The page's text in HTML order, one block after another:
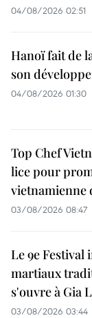
04/08/2026 02:51
Hanoï fait de
son
04/08/2026 01:30
Top Chef
lice pour
vietnamienne
03/08/2026 08:47
Le 9e
martiaux
s'ouvre à Gia
03/08/2026 03:44